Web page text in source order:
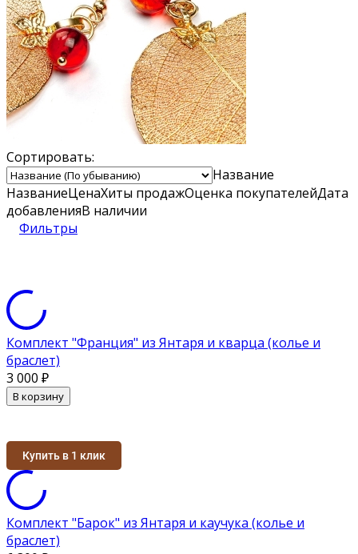
Сортировать:
Название
НазваниеЦенаХиты продажОценка покупателейДата
добавленияВ наличии
Фильтры
Комплект "Франция" из Янтаря и кварца (колье и
браслет)
3 000 ₽
В корзину
Купить в 1 клик
Комплект "Барок" из Янтаря и каучука (колье и
браслет)